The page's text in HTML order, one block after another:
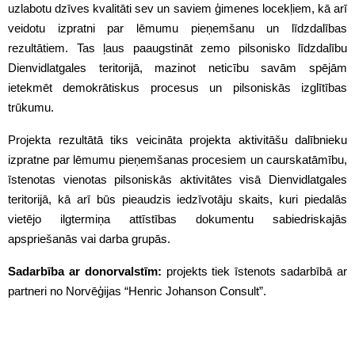
uzlabotu dzīves kvalitāti sev un saviem ģimenes locekļiem, kā arī
veidotu izpratni par lēmumu pieņemšanu un līdzdalības
rezultātiem. Tas ļaus paaugstināt zemo pilsonisko līdzdalību
Dienvidlatgales teritorijā, mazinot neticību savām spējām
ietekmēt demokrātiskus procesus un pilsoniskās izglītības
trūkumu.
Projekta rezultātā tiks veicināta projekta aktivitāšu dalībnieku
izpratne par lēmumu pieņemšanas procesiem un caurskatāmību,
īstenotas vienotas pilsoniskās aktivitātes visā Dienvidlatgales
teritorijā, kā arī būs pieaudzis iedzīvotāju skaits, kuri piedalās
vietējo ilgtermiņa attīstības dokumentu sabiedriskajās
apspriešanās vai darba grupās.
Sadarbība ar donorvalstīm: projekts tiek īstenots sadarbībā ar
partneri no Norvēģijas “Henric Johanson Consult”.